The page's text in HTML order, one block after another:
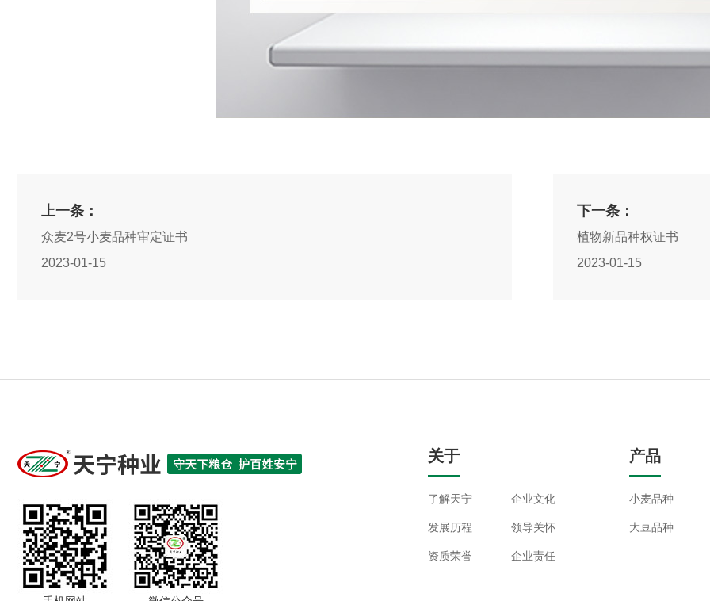
上一条：
众麦2号小麦品种审定证书
2023-01-15
下一条：
植物新品种权证书
2023-01-15
产品
小麦品种
大豆品种
关于
了解天宁 企业文化
发展历程 领导关怀
资质荣誉 企业责任